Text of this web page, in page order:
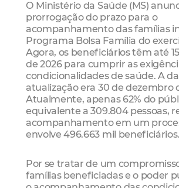
O Ministério da Saúde (MS)
prorrogação do prazo para o
acompanhamento das famílias
Programa Bolsa Família do
Agora, os beneficiários têm até
de 2026 para cumprir as
condicionalidades de saúde. A
atualização era 30 de dezembro
Atualmente, apenas 62% do
equivalente a 309.804 pessoas,
acompanhamento em um
envolve 496.663 mil beneficiários.
Por se tratar de um
famílias beneficiadas e o poder